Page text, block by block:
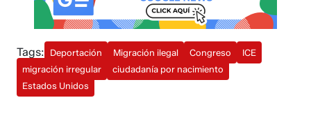
Tags: Deportación Migración ilegal Congreso
ICE
migración irregular
ciudadanía por nacimiento
Estados Unidos